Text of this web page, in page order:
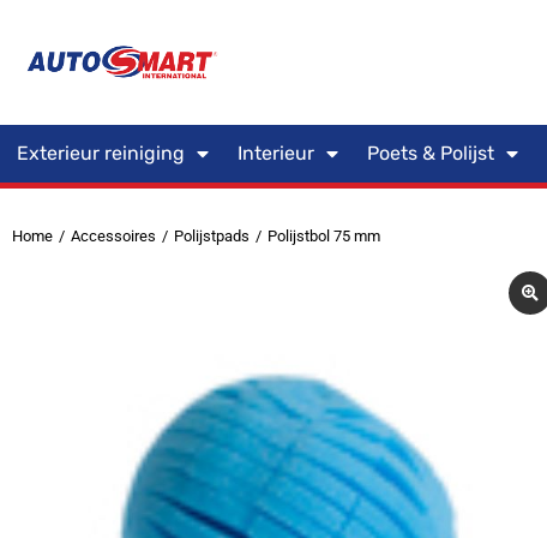
Exterieur reiniging Interieur Poets & Polijst
Je bent hier:
Home Accessoires Polijstpads Polijstbol 75 mm